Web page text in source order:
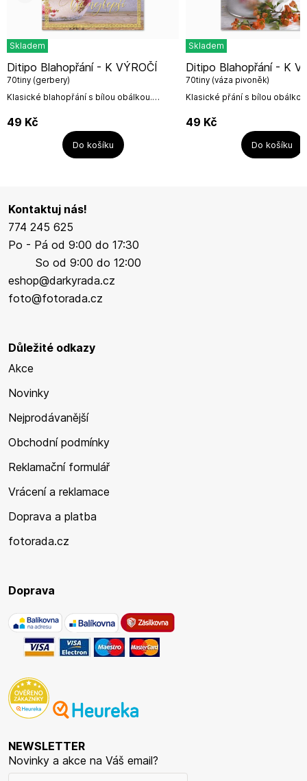
Skladem
Klasické blahopřání s bílou obálkou.
nám. 14, Uherský Brod,
68801info@ditipo.cz
Ditipo Blahopřání - K VÝROČÍ
70tiny (gerbery)
49 Kč
Do košíku
Skladem
Klasické přání s bílou
nám. 14, Uherský Brod,...
Ditipo Blahopřání - K VÝROČÍ
70tiny (váza pivoněk)
49 Kč
Do košíku
Kontaktuj nás!
774 245 625
Po - Pá od 9:00 do 17:30
So od 9:00 do 12:00
eshop@darkyrada.cz
foto@fotorada.cz
Důležité odkazy
Akce
Novinky
Nejprodávanější
Obchodní podmínky
Reklamační formulář
Vrácení a reklamace
Doprava a platba
fotorada.cz
Doprava
NEWSLETTER
Novinky a akce na Váš email?